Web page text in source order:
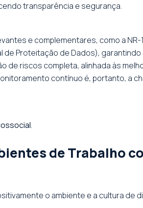
transparência e segurança.
e complementares, como a
Proteitação de Dados),
riscos completa, alinhada às
contínuo é, portanto, a
.
de Trabalho
o ambiente e a cultura de